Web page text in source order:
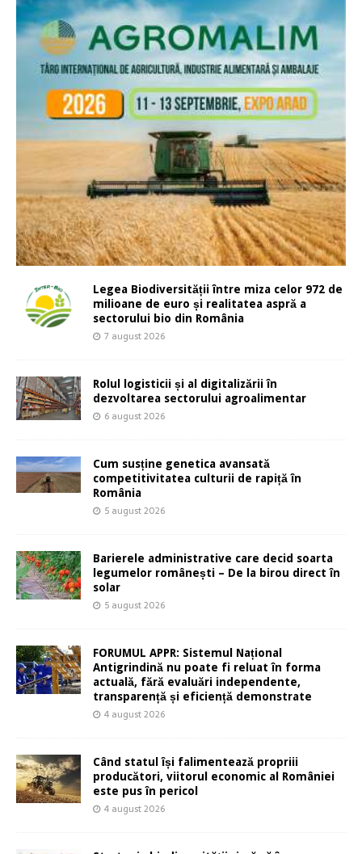
Legea Biodiversității între miza celor 972 de
milioane de euro și realitatea aspră a
sectorului bio din România
7 august 2026
Rolul logisticii și al digitalizării în
dezvoltarea sectorului agroalimentar
6 august 2026
Cum susține genetica avansată
competitivitatea culturii de rapiță în
România
5 august 2026
Barierele administrative care decid soarta
legumelor românești – De la birou direct în
solar
5 august 2026
FORUMUL APPR: Sistemul Național
Antigrindină nu poate fi reluat în forma
actuală, fără evaluări independente,
transparență și eficiență demonstrate
4 august 2026
Când statul își falimentează propriii
producători, viitorul economic al României
este pus în pericol
4 august 2026